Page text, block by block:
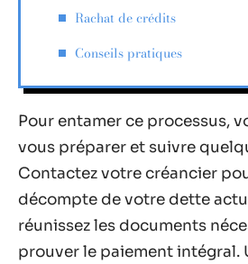
Rachat de crédits
Conseils pratiques
Pour entamer ce processus,
vous préparer et suivre
Contactez votre créancier
décompte de votre dette
réunissez les documents
prouver le paiement intégral.